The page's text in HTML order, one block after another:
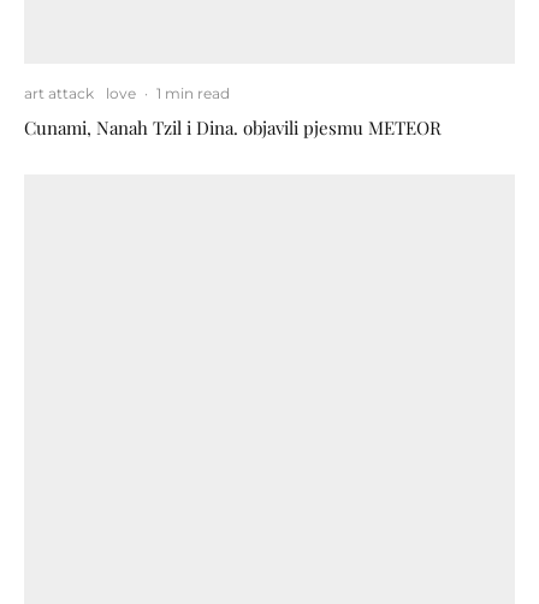
art attack love · 1 min read
Cunami, Nanah Tzil i Dina. objavili pjesmu METEOR